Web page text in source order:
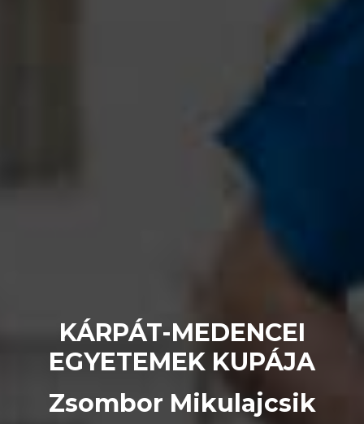
KÁRPÁT-MEDENCEI
EGYETEMEK KUPÁJA
Zsombor Mikulajcsik